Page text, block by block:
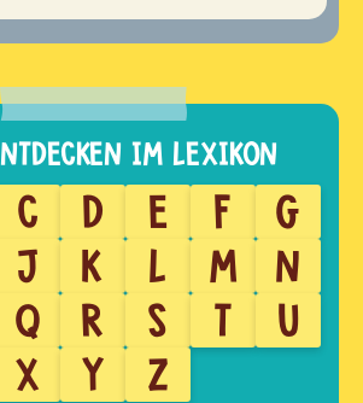
C D E F
G
J K L M
N
Q R S T
U
X Y Z